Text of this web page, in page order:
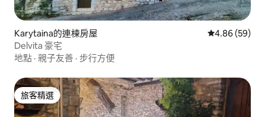
Karytaina的連棟房屋 從 59 則評價
4.86 (59)
Delvita 豪宅
地點 · 親子友善 · 步行方便
旅客精選
旅客精選